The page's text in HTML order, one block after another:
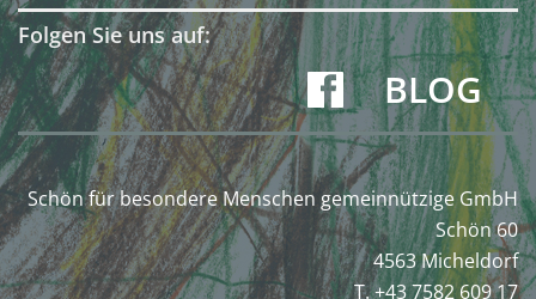
Folgen Sie uns auf:
BLOG
Schön für besondere Menschen gemeinnützige GmbH
Schön 60
4563 Micheldorf
T. +43 7582 609 17